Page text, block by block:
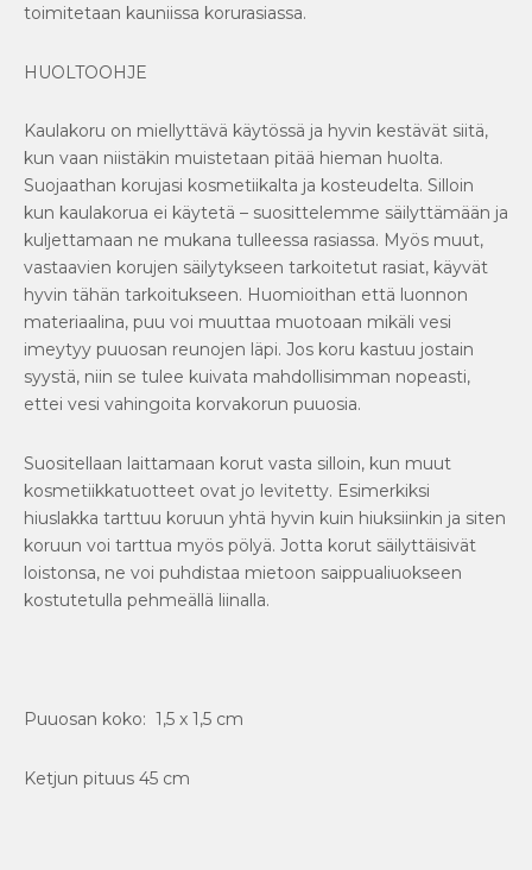
toimitetaan kauniissa korurasiassa.
HUOLTOOHJE
Kaulakoru on miellyttävä käytössä ja hyvin kestävät siitä,
kun vaan niistäkin muistetaan pitää hieman huolta.
Suojaathan korujasi kosmetiikalta ja kosteudelta. Silloin
kun kaulakorua ei käytetä – suosittelemme säilyttämään ja
kuljettamaan ne mukana tulleessa rasiassa. Myös muut,
vastaavien korujen säilytykseen tarkoitetut rasiat, käyvät
hyvin tähän tarkoitukseen. Huomioithan että luonnon
materiaalina, puu voi muuttaa muotoaan mikäli vesi
imeytyy puuosan reunojen läpi. Jos koru kastuu jostain
syystä, niin se tulee kuivata mahdollisimman nopeasti,
ettei vesi vahingoita korvakorun puuosia.
Suositellaan laittamaan korut vasta silloin, kun muut
kosmetiikkatuotteet ovat jo levitetty. Esimerkiksi
hiuslakka tarttuu koruun yhtä hyvin kuin hiuksiinkin ja siten
koruun voi tarttua myös pölyä. Jotta korut säilyttäisivät
loistonsa, ne voi puhdistaa mietoon saippualiuokseen
kostutetulla pehmeällä liinalla.
Puuosan koko: 1,5 x 1,5 cm
Ketjun pituus 45 cm